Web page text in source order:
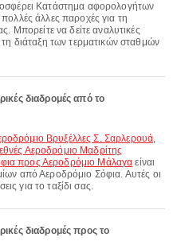
άλλες παροχές για τη
Μπορείτε να δείτε αναλυτικές
τη διάταξη των τερματικών σταθμών
διαδρομές από το
Βρυξέλλες Σ. Σαρλερουά,
Αεροδρόμιο Μαδρίτης
προς Αεροδρόμιο Μάλαγα είναι
από Αεροδρόμιο Σόφια. Αυτές οι
για το ταξίδι σας.
διαδρομές προς το